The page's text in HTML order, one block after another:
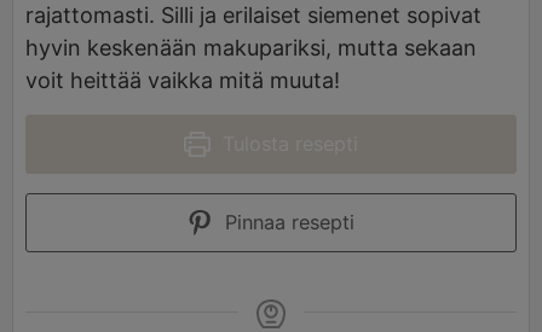
rajattomasti. Silli ja erilaiset siemenet sopivat
hyvin keskenään makupariksi, mutta sekaan
voit heittää vaikka mitä muuta!
Pinnaa resepti